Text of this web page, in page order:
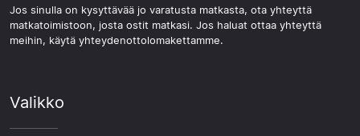
Jos sinulla on kysyttävää jo varatusta matkasta, ota yhteyttä
matkatoimistoon, josta ostit matkasi. Jos haluat ottaa yhteyttä
meihin, käytä yhteydenottolomakettamme.
Valikko